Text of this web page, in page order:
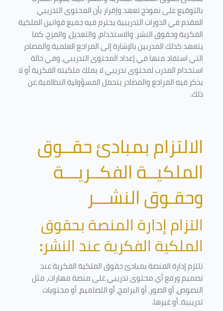
بالتوقيع على نموذج تعهد وإقرار بأن المحتوى التدريبي
المقدم في الدورات التدريبية يحترم فيه جميع قوانين الملكية
الفكرية وحقوق النشر، والاستخدام، والتعديل، والمزج. كما
يتعهد كذلك المدربين بالإشارة إلى المراجع العلمية والمصادر
التي استفاد منها في إعداد المحتوى التدريبي، وفي حالة
استخدام المدرب لمحتوى تدريبي لا يملك ملكيته الفكرية أو لا
يذكر فيه المراجع والمصادر يتحمل المسؤولية النظامية عن
ذلك.
الالتزام بمبادئ حقــوق
الملكيــة الفكــريـــة
وحقـوق النشـــر
التزام إدارة المنصة بحقوق
الملكية الفكرية عند النشر:
تلتزم إدارة المنصة بمبادئ حقوق الملكية الفكرية عند
تصميم ورفع أي محتوى تدريبي على منصة مهارات، مثل
النصوص، أو الصور، أو البرامج، أو التصاميم، أو محتويات
تدريبية، أو غيرها.